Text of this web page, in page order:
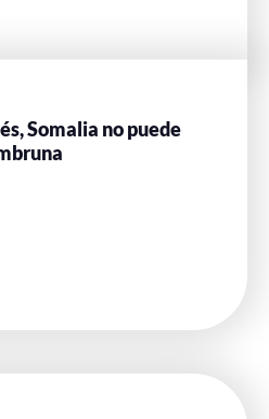
Somalia no puede